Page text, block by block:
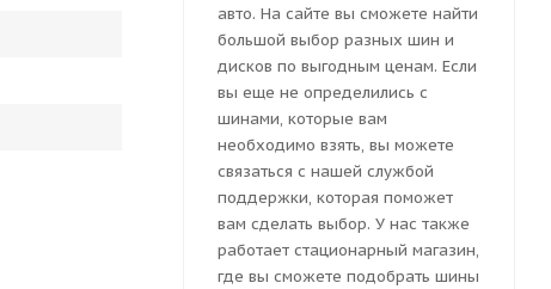
авто. На сайте вы сможете найти
большой выбор разных шин и
дисков по выгодным ценам. Если
вы еще не определились с
шинами, которые вам
необходимо взять, вы можете
связаться с нашей службой
поддержки, которая поможет
вам сделать выбор. У нас также
работает стационарный магазин,
где вы сможете подобрать шины